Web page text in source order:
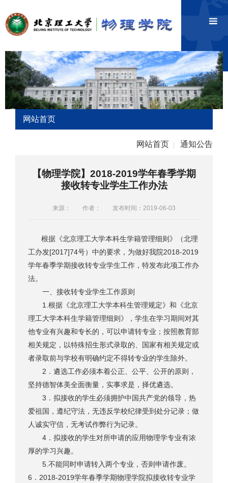
网站首页
网站首页 通知公告
【物理学院】2018-2019学年春季学期
接收转专业学生工作办法
来源： 作者： 发布时间：2019-06-03
根据《北京理工大学本科生学籍管理细则》（北理
工办发[2017]74号）中的要求，为做好我院2018-2019
学年春季学期接收转专业学生工作，特发布此项工作办
法。
一、接收转专业学生工作原则
1.根据《北京理工大学本科生管理规定》和《北京
理工大学本科生学籍管理细则》，学生在学习期间对其
他专业有兴趣和专长的，可以申请转专业；按照教育部
相关规定，以特殊招生形式录取的、国家有相关规定或
者录取前与学校有明确约定不得转专业的学生除外。
2．遴选工作必须本着公正、公平、公开的原则，
坚持德智体美全面衡量，实事求是，择优遴选。
3．拟接收的学生必须拥护中国共产党的领导，热
爱祖国，遵纪守法，无违反学校纪律受到处分记录；做
人诚实守信，无考试作弊行为记录。
4．拟接收的学生对所申请的应用物理学专业有浓
厚的学习兴趣。
5.不能同时申请转入两个专业，否则申请作废。
6．2018-2019学年春季学期物理学院拟接收转专业学